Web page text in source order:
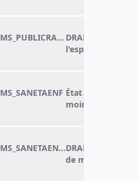
MS_PUBLICRAISP_DRAPDRAP_Motif
l'espace public
MS_SANETAENF État de santé en
moins de 16 ans
MS_SANETAENF_DRAPDRAP_État de
de moins de 16